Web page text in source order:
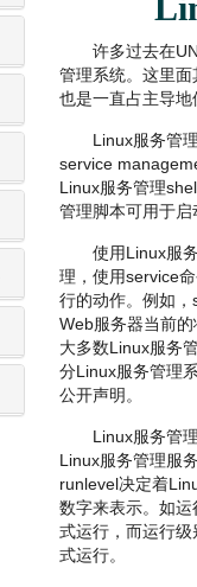
许多过去在
管理系统。这里
也是一直占主导
Linux服务管
service
Linux服务管理
管理脚本可用于
使用Linux服
理，使用service
行的动作。例如
Web服务器当前
大多数Linux服务
分Linux服务管理
公开声明。
Linux服务管
Linux服务管理服
runlevel决定着
数字来表示。如
式运行，而运行
式运行。